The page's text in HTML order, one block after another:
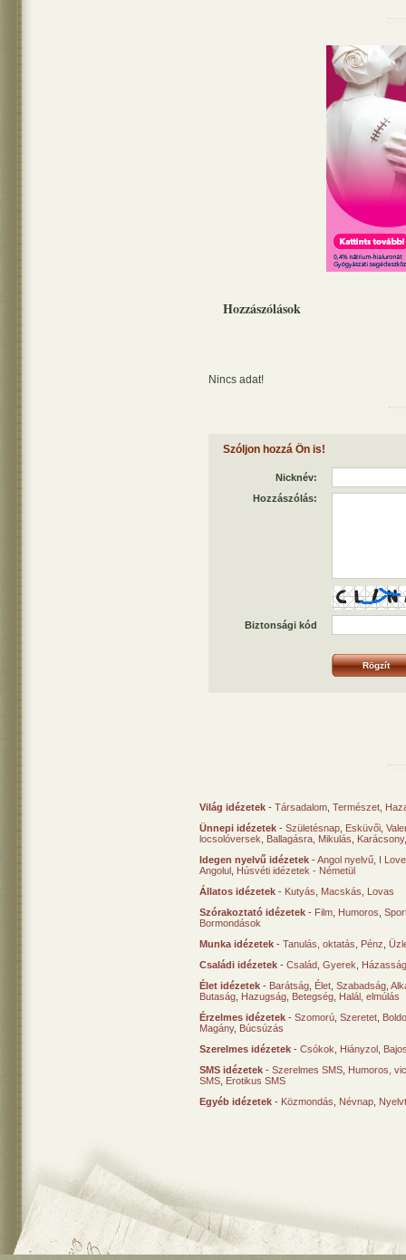
Hozzászólások
Nincs adat!
Szóljon hozzá Ön is!
Nicknév:
Hozzászólás:
Biztonsági kód
Világ idézetek - Társadalom Természet
Ünnepi idézetek - Születésnap Esküvői
locsolóversek
Ballagásra Mikulás Karácsony
Idegen nyelvű idézetek -Angol nyelvű I
Angolul Húsvéti idézetek - Németül
Állatos idézetek - Kutyás Macskás
Lovas
Szórakoztató idézetek - Film Humoros
Bormondások
Munka idézetek - Tanulás, oktatás Pénz
Családi idézetek - Család Gyerek
Élet idézetek - Barátság Élet Szabadság
Butaság Hazugság Betegség Halál, elmúlás
Érzelmes idézetek - Szomorú Szeretet
Magány, Búcsúzás
Szerelmes idézetek - Csókok Hiányzol
SMS idézetek - Szerelmes SMS Humoros,
SMS Erotikus SMS
Egyéb idézetek - Közmondás Névnap